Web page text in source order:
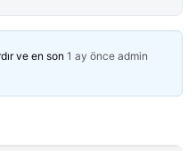
ve en son 1 ay önce admin